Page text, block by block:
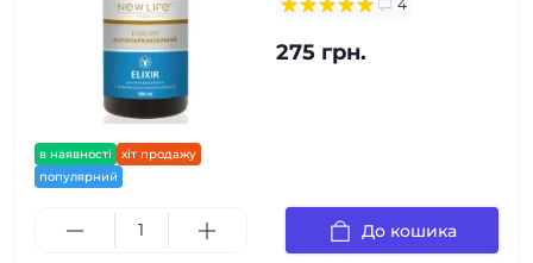
в наявності
хіт продажу
популярний
4
275 грн.
До кошика